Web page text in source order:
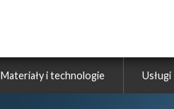
Materiały i technologie Usługi